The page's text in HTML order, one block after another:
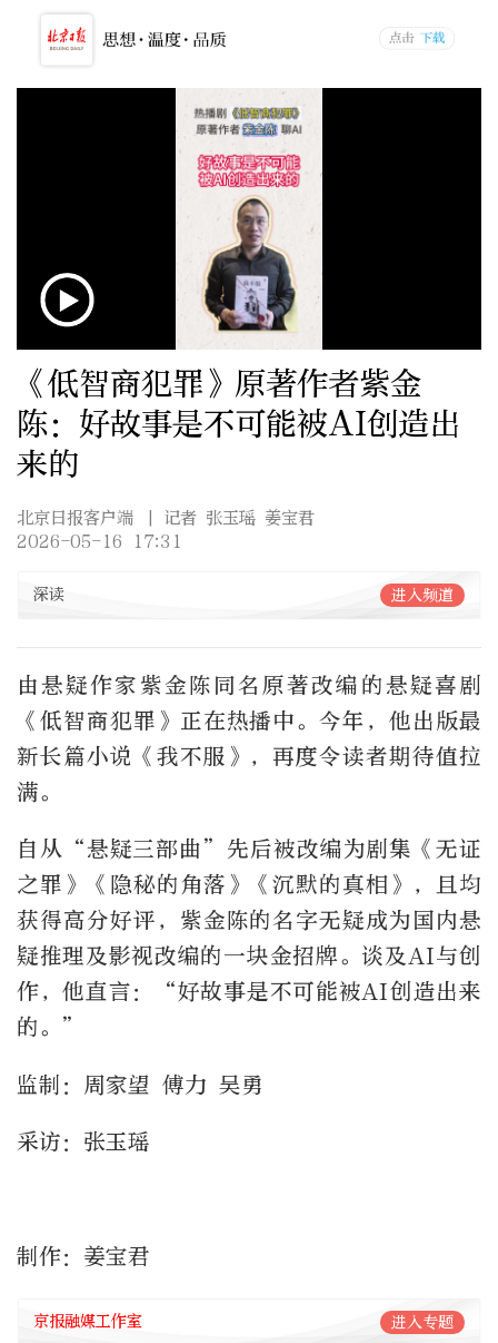
《低智商犯罪》原著作者紫金
陈：好故事是不可能被AI创造出
来的
北京日报客户端
| 记者 张玉瑶 姜宝君
2026-05-16 17:31
深读 进入频道
由悬疑作家紫金陈同名原著改编的悬疑喜剧
《低智商犯罪》正在热播中。今年，他出版最
新长篇小说《我不服》，再度令读者期待值拉
满。
自从“悬疑三部曲”先后被改编为剧集《无证
之罪》《隐秘的角落》《沉默的真相》，且均
获得高分好评，紫金陈的名字无疑成为国内悬
疑推理及影视改编的一块金招牌。谈及AI与创
作，他直言：“好故事是不可能被AI创造出来
的。”
监制：周家望 傅力 吴勇
采访：张玉瑶
制作：姜宝君
京报融媒工作室 进入专题